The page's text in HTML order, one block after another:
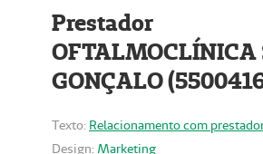
Prestador
OFTALMOCLÍNICA
GONÇALO
Texto: Relacionamento com
Design: Marketing